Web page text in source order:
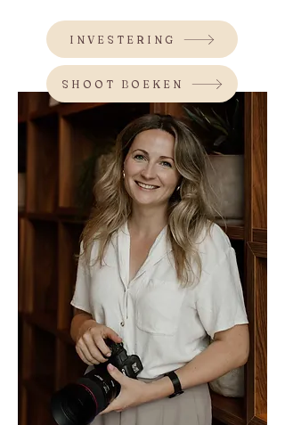
INVESTERING
SHOOT BOEKEN